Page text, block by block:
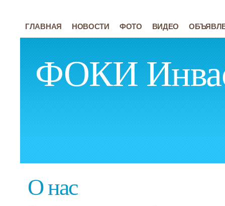
ФОКИ
ГЛАВНАЯ НОВОСТИ ФОТО ВИДЕО
О нас